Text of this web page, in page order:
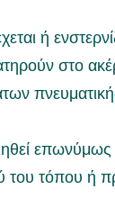
ή
στο
του τόπου